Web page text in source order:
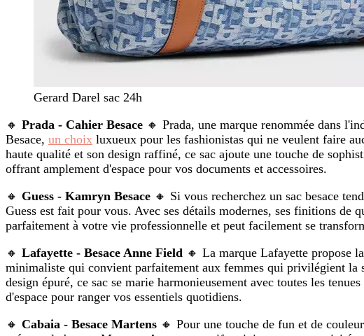
Gerard Darel sac 24h
🔸 Prada - Cahier Besace 🔸 Prada, une marque renommée dans
Besace, un choix luxueux pour les fashionistas qui ne veulent faire
haute qualité et son design raffiné, ce sac ajoute une touche de
offrant amplement d'espace pour vos documents et accessoires.
🔸 Guess - Kamryn Besace 🔸 Si vous recherchez un sac besace
Guess est fait pour vous. Avec ses détails modernes, ses finitions de
parfaitement à votre vie professionnelle et peut facilement se
🔸 Lafayette - Besace Anne Field 🔸 La marque Lafayette propose
minimaliste qui convient parfaitement aux femmes qui privilégient
design épuré, ce sac se marie harmonieusement avec toutes les
d'espace pour ranger vos essentiels quotidiens.
🔸 Cabaia - Besace Martens 🔸 Pour une touche de fun et de